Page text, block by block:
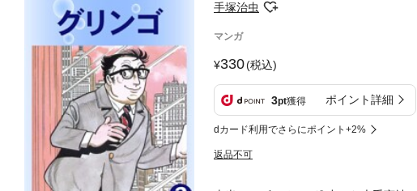
手塚治虫
マンガ
330(税込)
3pt獲得 ポイント詳細
dカード利用でさらにポイント+2%
返品不可